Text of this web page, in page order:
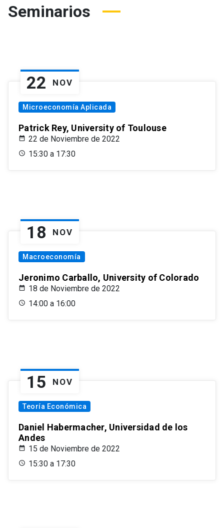
Seminarios
22 NOV
Microeconomía Aplicada
Patrick Rey, University of Toulouse
22 de Noviembre de 2022
15:30 a 17:30
18 NOV
Macroeconomía
Jeronimo Carballo, University of Colorado
18 de Noviembre de 2022
14:00 a 16:00
15 NOV
Teoría Económica
Daniel Habermacher, Universidad de los
Andes
15 de Noviembre de 2022
15:30 a 17:30